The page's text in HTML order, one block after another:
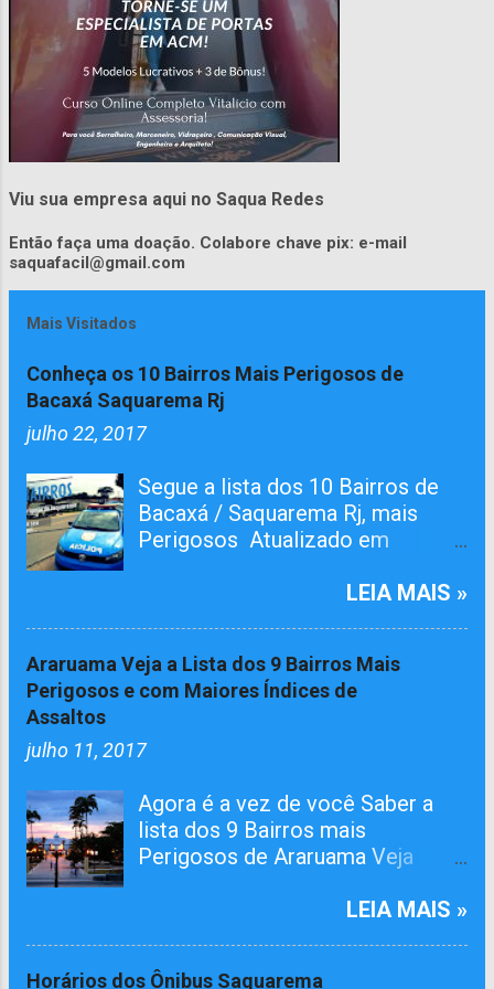
Viu sua empresa aqui no Saqua Redes
Então faça uma doação. Colabore chave pix: e-mail
saquafacil@gmail.com
Mais Visitados
Conheça os 10 Bairros Mais Perigosos de
Bacaxá Saquarema Rj
julho 22, 2017
Segue a lista dos 10 Bairros de
Bacaxá / Saquarema Rj, mais
Perigosos Atualizado em
Tiroteiro essa semana, não esta
conjunta com agentes da 124º
Dp, realizaram várias incursões.
lei e Reprimir O TRÁFICO DE
Grande Operações Policiais
Militares em Saquarema Veja os
Dez Bairros mais Perigosos de
Ipitangas Engenho Grande Usina
Guarani Condado Jaconé "Tufa"
LEIA MAIS »
Araruama Veja a Lista dos 9 Bairros Mais
Perigosos e com Maiores Índices de
Assaltos
julho 11, 2017
Agora é a vez de você Saber a
lista dos 9 Bairros mais
Perigosos de Araruama Veja
além de mais perigosos tem o
Assaltos. Você pode deixar sua
LEIA MAIS »
Horários dos Ônibus Saquarema